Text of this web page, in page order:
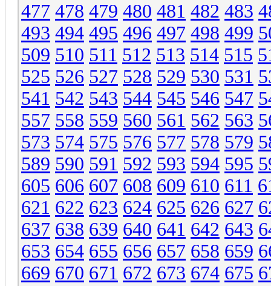
477 478 479 480 481 482 483
493 494 495 496 497 498 499
509 510 511 512 513 514 515
525 526 527 528 529 530 531
541 542 543 544 545 546 547
557 558 559 560 561 562 563
573 574 575 576 577 578 579
589 590 591 592 593 594 595
605 606 607 608 609 610 611
621 622 623 624 625 626 627
637 638 639 640 641 642 643
653 654 655 656 657 658 659
669 670 671 672 673 674 675